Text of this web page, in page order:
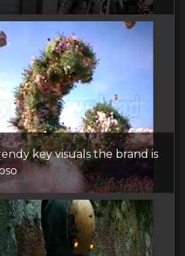
key visuals the brand is